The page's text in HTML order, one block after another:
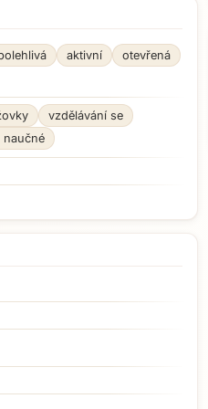
aktivní otevřená
vzdělávání se
naučné